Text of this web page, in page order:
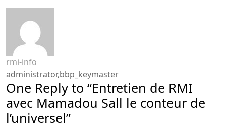
rmi-info
administrator,bbp_keymaster
One Reply to “Entretien de RMI
avec Mamadou Sall le conteur de
l’universel”